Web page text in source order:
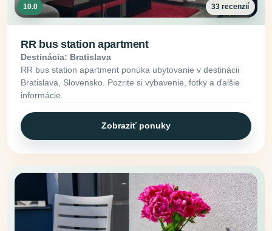
10.0 33 recenzií
RR bus station apartment
Destinácia: Bratislava
RR bus station apartment ponúka ubytovanie v destinácii
Bratislava, Slovensko. Pozrite si vybavenie, fotky a ďalšie
informácie.
Zobraziť ponuky